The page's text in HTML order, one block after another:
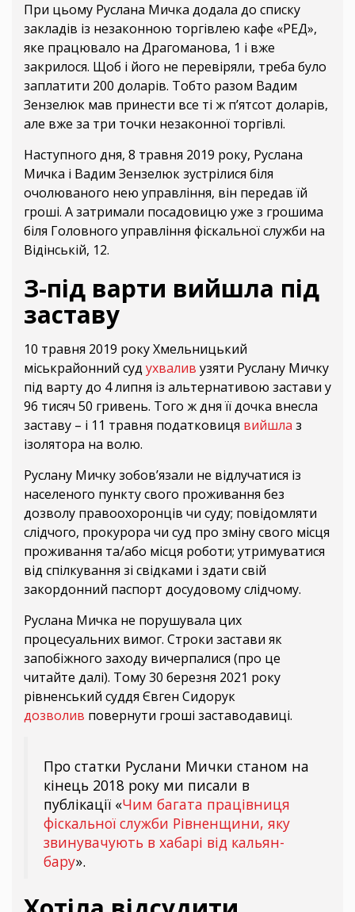
При цьому Руслана Мичка додала до списку
закладів із незаконною торгівлею кафе «РЕД»,
яке працювало на Драгоманова, 1 і вже
закрилося. Щоб і його не перевіряли, треба було
заплатити 200 доларів. Тобто разом Вадим
Зензелюк мав принести все ті ж п’ятсот доларів,
але вже за три точки незаконної торгівлі.
Наступного дня, 8 травня 2019 року, Руслана
Мичка і Вадим Зензелюк зустрілися біля
очолюваного нею управління, він передав їй
гроші. А затримали посадовицю уже з грошима
біля Головного управління фіскальної служби на
Відінській, 12.
З-під варти вийшла під
заставу
10 травня 2019 року Хмельницький
міськрайонний суд ухвалив узяти Руслану Мичку
під варту до 4 липня із альтернативою застави у
96 тисяч 50 гривень. Того ж дня її дочка внесла
заставу – і 11 травня податковиця вийшла з
ізолятора на волю.
Руслану Мичку зобов’язали не відлучатися із
населеного пункту свого проживання без
дозволу правоохоронців чи суду; повідомляти
слідчого, прокурора чи суд про зміну свого місця
проживання та/або місця роботи; утримуватися
від спілкування зі свідками і здати свій
закордонний паспорт досудовому слідчому.
Руслана Мичка не порушувала цих
процесуальних вимог. Строки застави як
запобіжного заходу вичерпалися (про це
читайте далі). Тому 30 березня 2021 року
рівненський суддя Євген Сидорук
дозволив повернути гроші заставодавиці.
Про статки Руслани Мички станом на
кінець 2018 року ми писали в
публікації «Чим багата працівниця
фіскальної служби Рівненщини, яку
звинувачують в хабарі від кальян-
бару».